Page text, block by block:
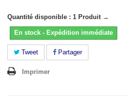
Quantité disponible : 1 Produit →
En stock - Expédition immédiate
Tweet Partager
Imprimer